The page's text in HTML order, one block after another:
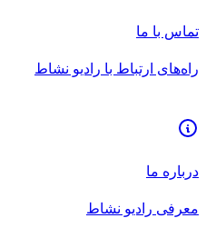
تماس با ما
راه‌های ارتباط با رادیو نشاط
درباره ما
معرفی رادیو نشاط